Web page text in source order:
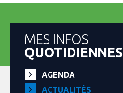
MES INFOS
QUOTIDIENNES
AGENDA
ACTUALITÉS